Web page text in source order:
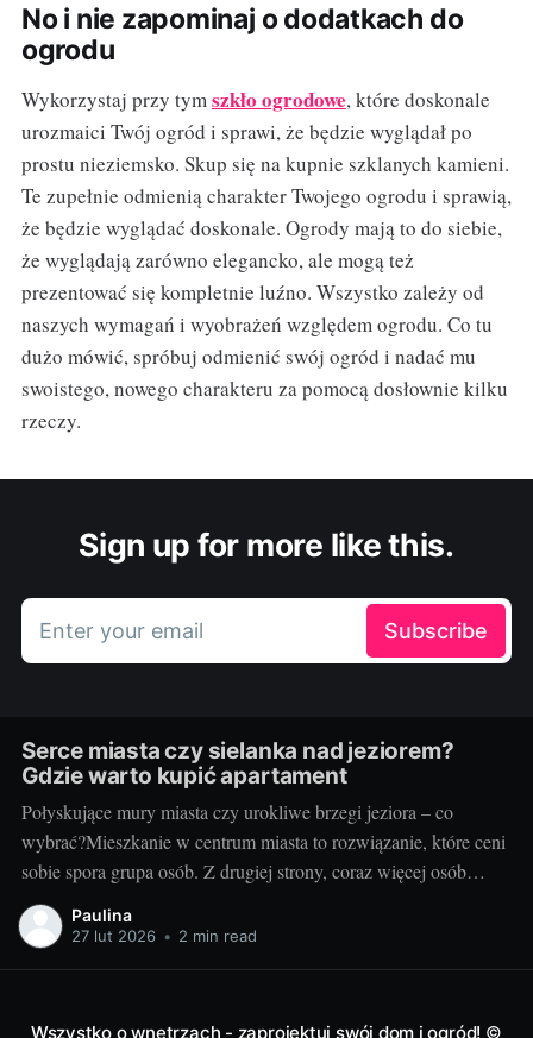
No i nie zapominaj o dodatkach do
ogrodu
Wykorzystaj przy tymszkło ogrodowe, które doskonale
urozmaici Twój ogród i sprawi, że będzie wyglądał po
prostu nieziemsko. Skup się na kupnie szklanych kamieni.
Te zupełnie odmienią charakter Twojego ogrodu i sprawią,
że będzie wyglądać doskonale. Ogrody mają to do siebie,
że wyglądają zarówno elegancko, ale mogą też
prezentować się kompletnie luźno. Wszystko zależy od
naszych wymagań i wyobrażeń względem ogrodu. Co tu
dużo mówić, spróbuj odmienić swój ogród i nadać mu
swoistego, nowego charakteru za pomocą dosłownie kilku
rzeczy.
Sign up for more like this.
Enter your email Subscribe
Serce miasta czy sielanka nad jeziorem?
Gdzie warto kupić apartament
Połyskujące mury miasta czy urokliwe brzegi jeziora – co
wybrać?Mieszkanie w centrum miasta to rozwiązanie, które ceni
sobie spora grupa osób. Z drugiej strony, coraz więcej osób
pragnie uciec od miejskiego zgiełku w stronę ciszy, spokoju i
bliskości z naturą, na przykład mieszkając nad jeziorem. Wiele
Paulina
27 lut 2026 • 2 min read
Wszystko o wnętrzach - zaprojektuj swój dom i ogród! ©